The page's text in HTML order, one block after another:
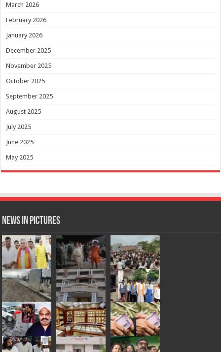
March 2026
February 2026
January 2026
December 2025
November 2025
October 2025
September 2025
August 2025
July 2025
June 2025
May 2025
News in Pictures